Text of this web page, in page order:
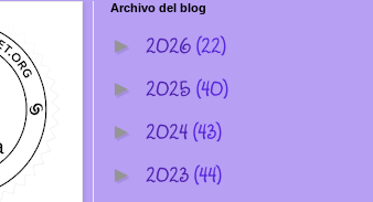
Archivo del blog
► 2026(22)
► 2025(40)
► 2024(43)
► 2023(44)